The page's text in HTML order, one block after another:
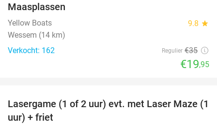
Maasplassen
Yellow Boats 9.8 star
Wessem (14 km)
Verkocht: 162
Regulier €35
€19,95
22%
Lasergame (1 of 2 uur) evt. met Laser Maze (1
uur) + friet